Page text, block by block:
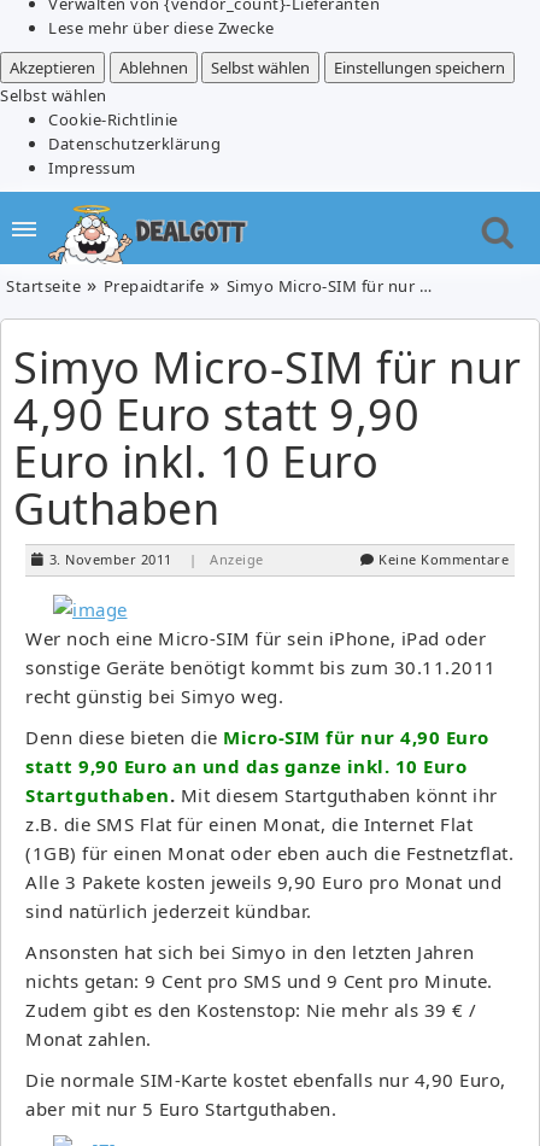
Lese mehr über diese Zwecke
Akzeptieren
Ablehnen Selbst wählen
Einstellungen speichern
Selbst wählen
Cookie-Richtlinie
Datenschutzerklärung
Impressum
Startseite Prepaidtarife Simyo Micro-SIM für nur 4,90 Euro statt 9,90 Euro inkl. 10 Euro Guthaben
Simyo Micro-SIM für nur
4,90 Euro statt 9,90
Euro inkl. 10 Euro
Guthaben
3. November 2011 | Anzeige Keine Kommentare
Wer noch eine Micro-SIM für sein iPhone, iPad oder
sonstige Geräte benötigt kommt bis zum 30.11.2011
recht günstig bei Simyo weg.
Denn diese bieten die Micro-SIM für nur 4,90 Euro
statt 9,90 Euro an und das ganze inkl. 10 Euro
Startguthaben. Mit diesem Startguthaben könnt ihr
z.B. die SMS Flat für einen Monat, die Internet Flat
(1GB) für einen Monat oder eben auch die Festnetzflat.
Alle 3 Pakete kosten jeweils 9,90 Euro pro Monat und
sind natürlich jederzeit kündbar.
Ansonsten hat sich bei Simyo in den letzten Jahren
nichts getan: 9 Cent pro SMS und 9 Cent pro Minute.
Zudem gibt es den Kostenstop: Nie mehr als 39 € /
Monat zahlen.
Die normale SIM-Karte kostet ebenfalls nur 4,90 Euro,
aber mit nur 5 Euro Startguthaben.